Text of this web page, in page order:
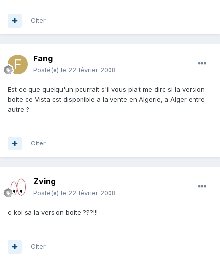
Citer
Fang
Posté(e) le 22 février 2008
Est ce que quelqu'un pourrait s'il vous plait me dire si la version
boite de Vista est disponible a la vente en Algerie, a Alger entre
autre ?
Citer
Zving
Posté(e) le 22 février 2008
c koi sa la version boite ???!!!
Citer